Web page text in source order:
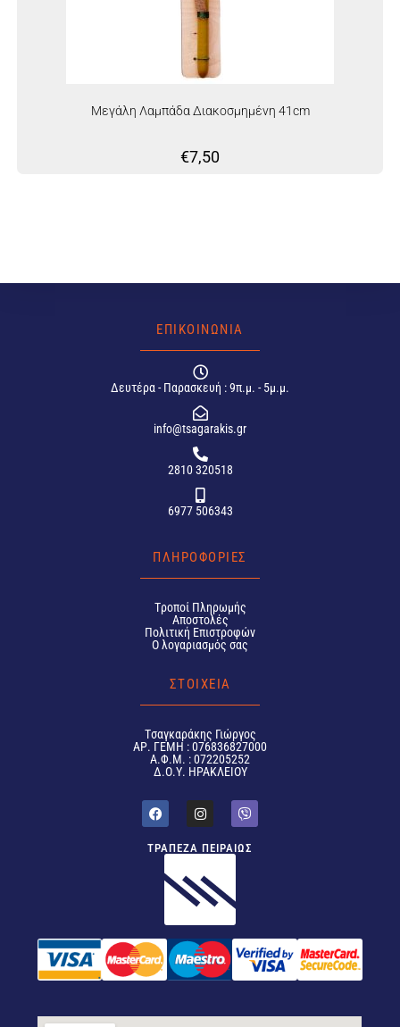
Μεγάλη Λαμπάδα Διακοσμημένη 41cm
€7,50
ΕΠΙΚΟΙΝΩΝΙΑ
Δευτέρα - Παρασκευή : 9π.μ. - 5μ.μ.
info@tsagarakis.gr
2810 320518
6977 506343
ΠΛΗΡΟΦΟΡΙΕΣ
Tροποί Πληρωμής
Αποστολές
Πολιτική Επιστροφών
Ο λογαριασμός σας
ΣΤΟΙΧΕΙΑ
Tσαγκαράκης Γιώργος
ΑΡ. ΓΕΜΗ : 076836827000
Α.Φ.Μ. : 072205252
Δ.Ο.Υ. ΗΡΑΚΛΕΙΟΥ
ΤΡΑΠΕΖΑ ΠΕΙΡΑΙΩΣ